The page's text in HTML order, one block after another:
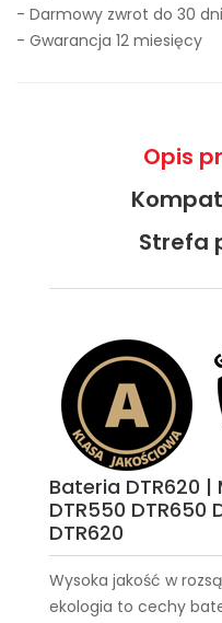
- Darmowy zwrot do 30 dni
- Gwarancja 12 miesięcy
Opis
Strefa
Bateria DTR620 |
DTR550 DTR650
DTR620
Wysoka jakość w
ekologia to cechy